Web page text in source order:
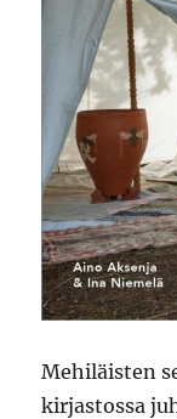
Mehiläisten
kirjastossa